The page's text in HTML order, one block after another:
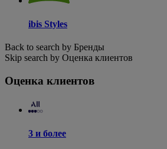
ibis Styles
Back to search by Бренды
Skip search by Оценка клиентов
Оценка клиентов
3 и более